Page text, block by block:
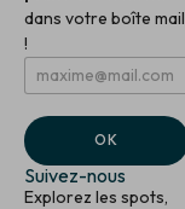
dans votre boîte mail
!
*
*
m
a
i
l
E
m
i
l
*
OK
Suivez-nous
Explorez les spots,